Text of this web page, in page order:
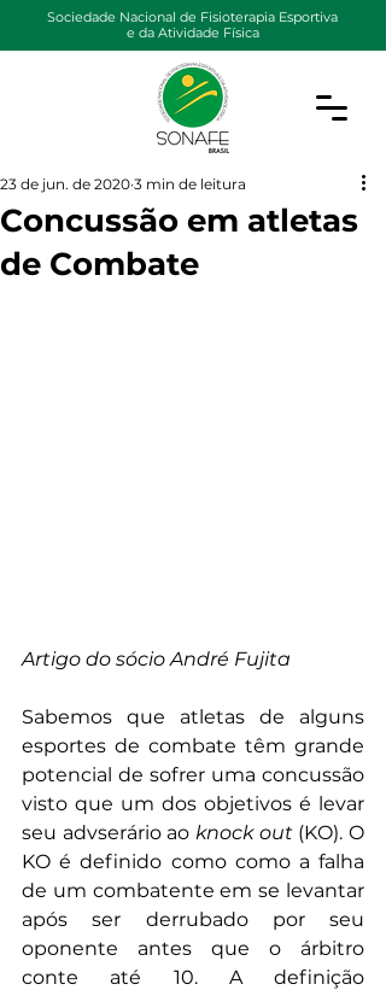
Sociedade Nacional de Fisioterapia Esportiva
e da Atividade Física
Concussão em atletas
de Combate
23 de jun. de 2020 3 min de leitura
Artigo do sócio André Fujita
Sabemos que atletas de alguns
esportes de combate têm grande
potencial de sofrer uma concussão
visto que um dos objetivos é levar
seu advserário ao knock out (KO). O
KO é definido como como a falha
de um combatente em se levantar
após ser derrubado por seu
oponente antes que o árbitro
conte até 10. A definição